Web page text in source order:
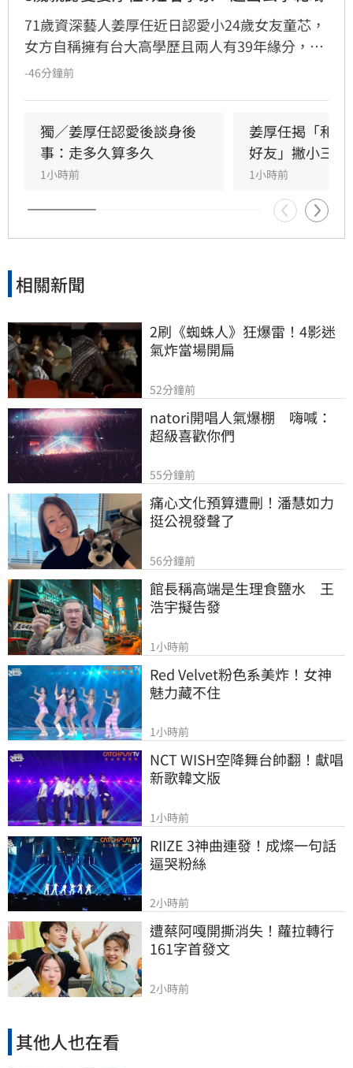
71歲資深藝人姜厚任近日認愛小24歲女友童芯，
女方自稱擁有台大高學歷且兩人有39年緣分，引
發熱議。隨後女方過往背景遭網友起底，包括多
恐有違反姓名條例疑慮，且其自稱三歲即認定對
方為老公的說法邏輯矛盾。吳睿穎直言，這段戀
情的人設背景過於離奇，已完全超出玄學範疇，
引發各界對女方真實動機的廣泛討論，這段戀情
也因此成為近期演藝圈備受矚目的焦點話題。
-46分鐘前
獨／姜厚任認愛後談身後
事：走多久算多久
1小時前
姜厚任揭「和
好友」撇小三傳
1小時前
相關新聞
2刷《蜘蛛人》狂爆雷！4影迷
氣炸當場開扁
52分鐘前
natori開唱人氣爆棚　嗨喊：
超級喜歡你們
55分鐘前
痛心文化預算遭刪！潘慧如力
挺公視發聲了
56分鐘前
館長稱高端是生理食鹽水　王
浩宇擬告發
1小時前
Red Velvet粉色系美炸！女神
魅力藏不住
1小時前
NCT WISH空降舞台帥翻！獻唱
新歌韓文版
1小時前
RIIZE 3神曲連發！成燦一句話
逼哭粉絲
2小時前
遭蔡阿嘎開撕消失！蘿拉轉行
161字首發文
2小時前
其他人也在看